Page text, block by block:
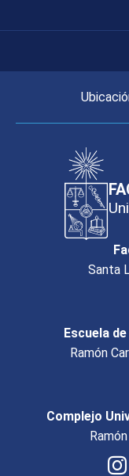
Santa
Escuela
Ramón
Complejo